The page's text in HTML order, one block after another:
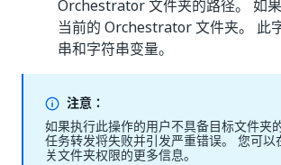
Orchestrator 文件夹的路径。 如
当前的 Orchestrator 文件夹。 此
串和字符串变量。
注意：
如果执行此操作的用户不具备目标文件夹
任务转发将失败并引发严重错误。 您可以
关文件夹权限的更多信息。